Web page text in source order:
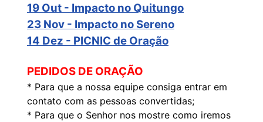
19 Out - Impacto no Quitungo
23 Nov - Impacto no Sereno
14 Dez - PICNIC de Oração
PEDIDOS DE ORAÇÃO
* Para que a nossa equipe consiga entrar em
contato com as pessoas convertidas;
* Para que o Senhor nos mostre como iremos